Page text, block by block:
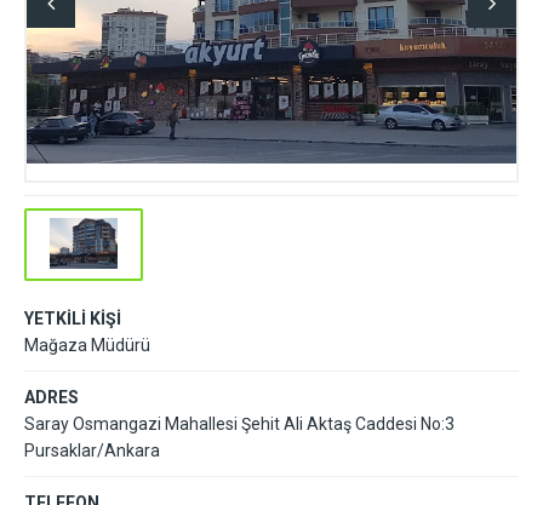
YETKİLİ KİŞİ
Mağaza Müdürü
ADRES
Saray Osmangazi Mahallesi Şehit Ali Aktaş Caddesi No:3
Pursaklar/Ankara